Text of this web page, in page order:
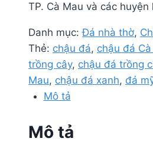
TP. Cà Mau và các huyện
Danh mục:Đá nhà thờ,
Thẻ: chậu đá, chậu đá
trồng cây, chậu đá trồng
Mau, chậu đá xanh, đá
Mô tả
Mô tả